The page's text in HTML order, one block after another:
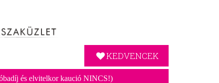
KEDVENCEK
és elvitelkor kaució NINCS!)